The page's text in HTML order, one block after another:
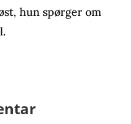
hun spørger om